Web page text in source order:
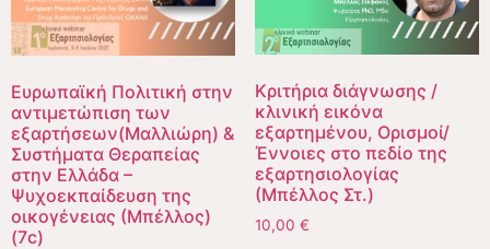
Ευρωπαϊκή Πολιτική στην
αντιμετώπιση των
εξαρτήσεων(Μαλλιώρη) &
Συστήματα Θεραπείας
στην Ελλάδα –
Ψυχοεκπαίδευση της
οικογένειας (Μπέλλος)
(7c)
Κριτήρια διάγνωσης /
κλινική εικόνα
εξαρτημένου, Ορισμοί/
Έννοιες στο πεδίο της
εξαρτησιολογίας
(Μπέλλος Στ.)
10,00 €